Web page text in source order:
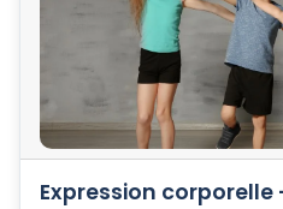
Expression corporelle